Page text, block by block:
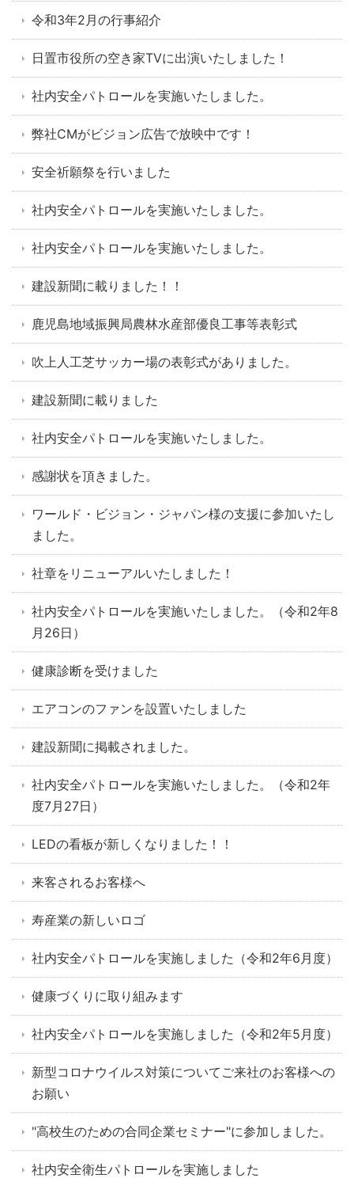
令和3年2月の行事紹介
日置市役所の空き家TVに出演いたしました！
社内安全パトロールを実施いたしました。
弊社CMがビジョン広告で放映中です！
安全祈願祭を行いました
社内安全パトロールを実施いたしました。
社内安全パトロールを実施いたしました。
建設新聞に載りました！！
鹿児島地域振興局農林水産部優良工事等表彰式
吹上人工芝サッカー場の表彰式がありました。
建設新聞に載りました
社内安全パトロールを実施いたしました。
感謝状を頂きました。
ワールド・ビジョン・ジャパン様の支援に参加いたし
ました。
社章をリニューアルいたしました！
社内安全パトロールを実施いたしました。（令和2年8
月26日）
健康診断を受けました
エアコンのファンを設置いたしました
建設新聞に掲載されました。
社内安全パトロールを実施いたしました。（令和2年
度7月27日）
LEDの看板が新しくなりました！！
来客されるお客様へ
寿産業の新しいロゴ
社内安全パトロールを実施しました（令和2年6月度）
健康づくりに取り組みます
社内安全パトロールを実施しました（令和2年5月度）
新型コロナウイルス対策についてご来社のお客様への
お願い
"高校生のための合同企業セミナー"に参加しました。
社内安全衛生パトロールを実施しました